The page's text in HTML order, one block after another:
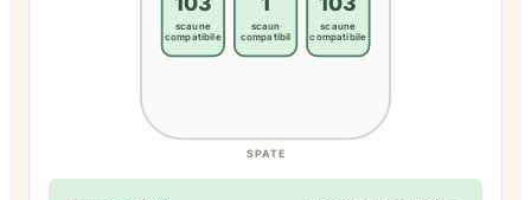
SPATE
scaune
compatibile
scaun
compatibil
scaune
compatibile